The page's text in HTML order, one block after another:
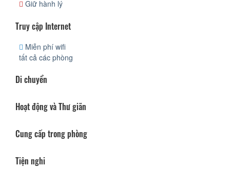
Giữ hành lý
Truy cập Internet
Miễn phí wifi
tất cả các phòng
Di chuyển
Hoạt động và Thư giãn
Cung cấp trong phòng
Tiện nghi